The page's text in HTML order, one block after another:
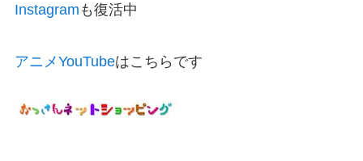
Instagram も復活中
アニメYouTubeはこちらです